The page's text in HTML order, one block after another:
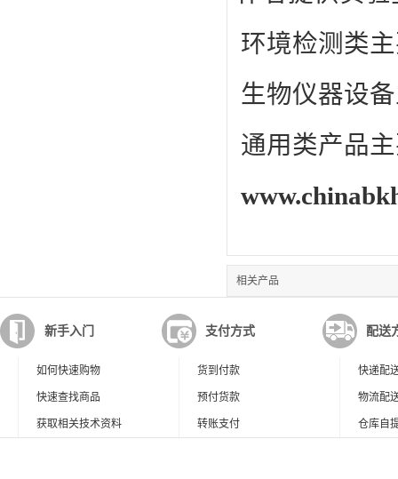
环境检测类
生物仪器设
通用类产品
相关产品
新手入门
如何快速购物
快速查找商品
获取相关技术资料
支付方式
货到付款
预付货款
转账支付
配送
快递配
物流配
仓库自